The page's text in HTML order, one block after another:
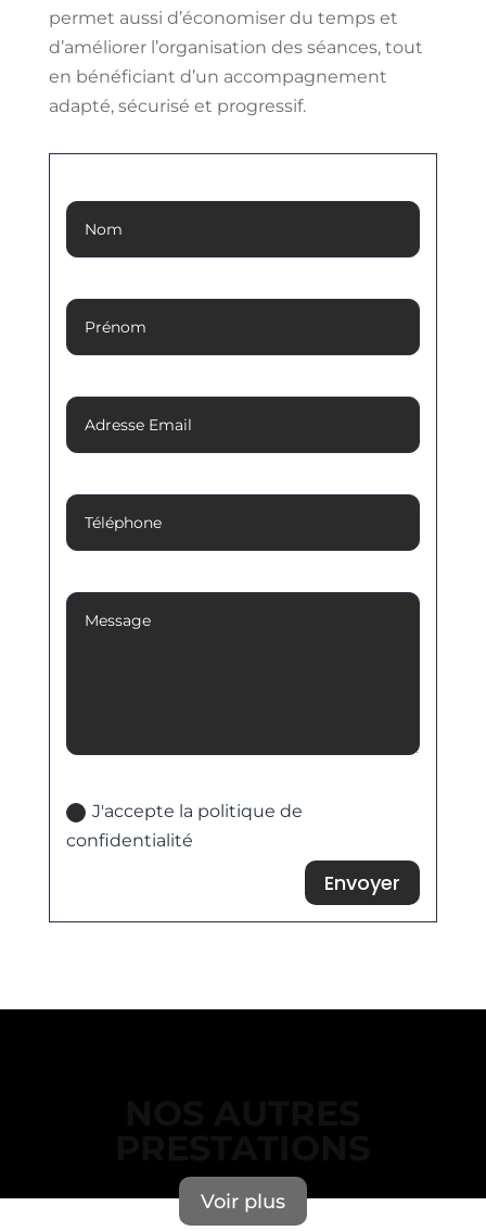
permet aussi d’économiser du temps et
d’améliorer l’organisation des séances, tout
en bénéficiant d’un accompagnement
adapté, sécurisé et progressif.
J'accepte la politique de
confidentialité
Envoyer
Voir plus